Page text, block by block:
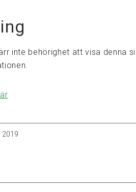
inte behörighet att visa denna
2019